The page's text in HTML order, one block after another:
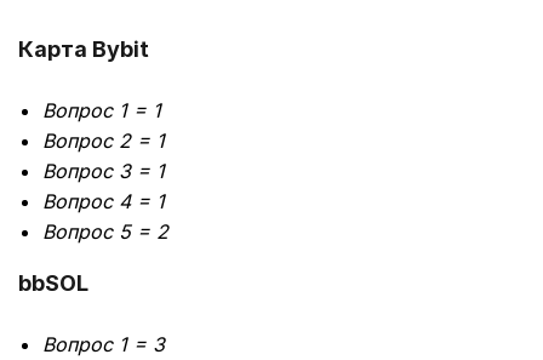
Карта Bybit
Вопрос 1 = 1
Вопрос 2 = 1
Вопрос 3 = 1
Вопрос 4 = 1
Вопрос 5 = 2
bbSOL
Вопрос 1 = 3